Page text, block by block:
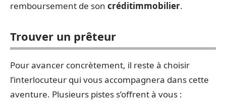
remboursement de son créditimmobilier.
Trouver un prêteur
Pour avancer concrètement, il reste à choisir
l’interlocuteur qui vous accompagnera dans cette
aventure. Plusieurs pistes s’offrent à vous :